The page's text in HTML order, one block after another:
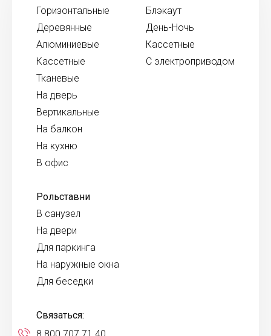
Горизонтальные
Деревянные
Алюминиевые
Кассетные
Тканевые
На дверь
Вертикальные
На балкон
На кухню
В офис
Блэкаут
День-Ночь
Кассетные
С электроприводом
Рольставни
В санузел
На двери
Для паркинга
На наружные окна
Для беседки
Связаться: